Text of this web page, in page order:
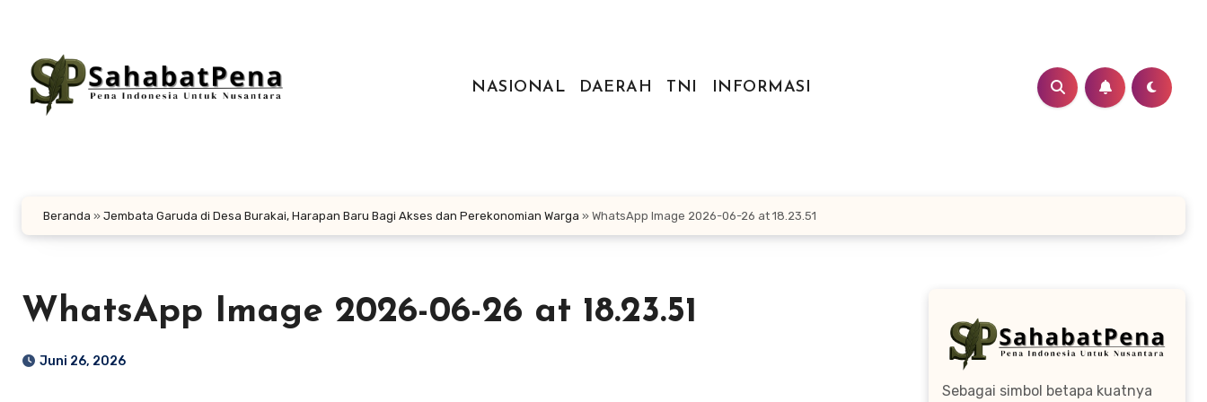
konten
NASIONAL
DAERAH TNI INFORMASI
Beranda » Jembata Garuda di Desa Burakai, Harapan Baru Bagi Akses dan Perekonomian Warga » WhatsApp Image 2026-06-26 at 18.23.51
WhatsApp Image 2026-06-26 at 18.23.51
Juni 26, 2026
Sebagai simbol betapa kuatnya